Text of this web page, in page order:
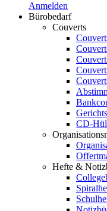
Anmelden
Bürobedarf
Couverts
CD-
Hefte &